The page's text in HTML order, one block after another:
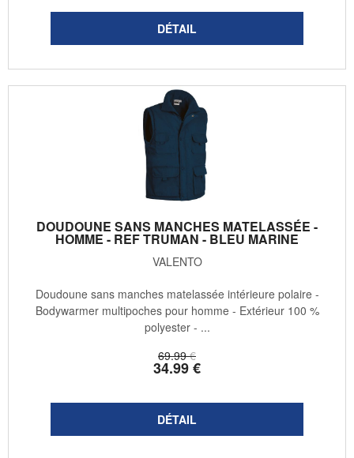
DOUDOUNE SANS MANCHES MATELASSÉE -
HOMME - REF TRUMAN - BLEU MARINE
VALENTO
69.99 €
34.99€
Doudoune sans manches matelassée intérieure polaire -
Bodywarmer multipoches pour homme - Extérieur 100 %
polyester - ...